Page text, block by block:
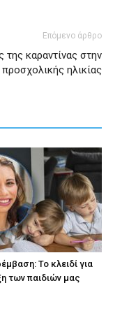
Επόμενο άρθρο
της καραντίνας στην
ηλικίας
Το κλειδί για
των παιδιών µας